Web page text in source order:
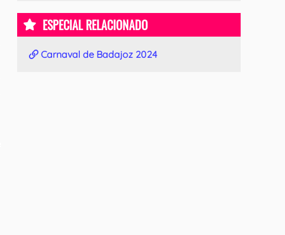
ESPECIAL RELACIONADO
Carnaval de Badajoz 2024